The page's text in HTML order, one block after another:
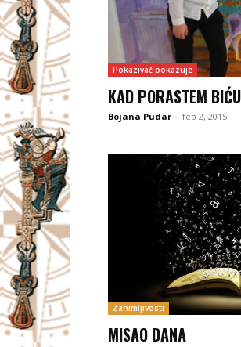
Pokazivač pokazuje
KAD PORASTEM
Bojana Pudar - feb 2, 2015
Zanimljivosti
MISAO DANA